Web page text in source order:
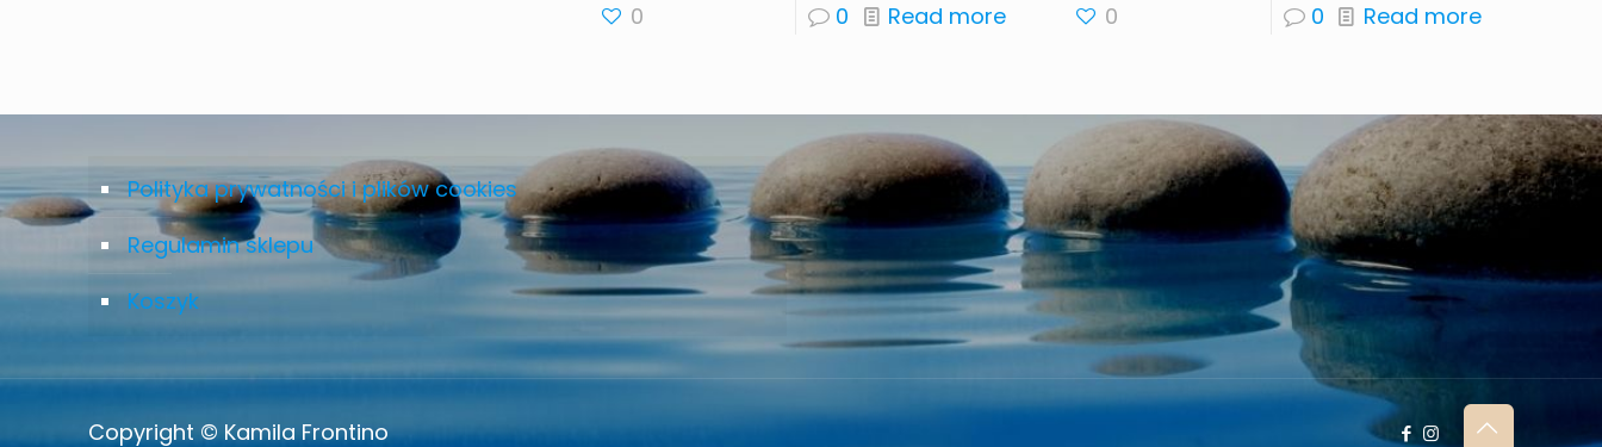
0 0 Read more 0 0 Read more
Polityka prywatności i plików cookies
Regulamin sklepu
Koszyk
Copyright © Kamila Frontino